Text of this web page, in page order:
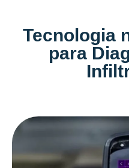
Tecnologia
para